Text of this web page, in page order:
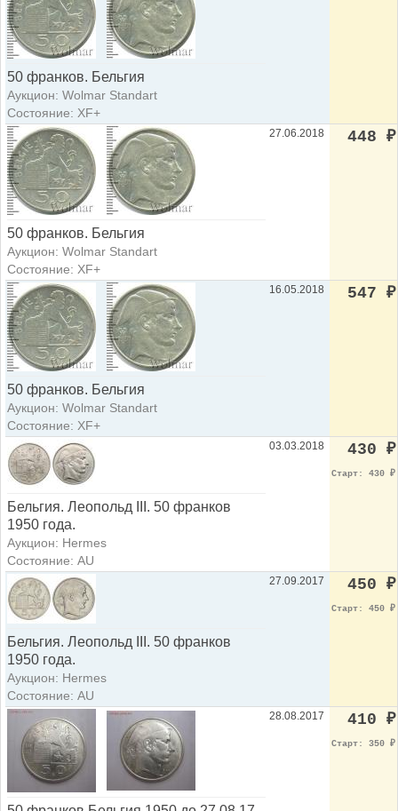
50 франков. Бельгия
Аукцион: Wolmar Standart
Состояние: XF+
50 франков. Бельгия
Аукцион: Wolmar Standart
Состояние: XF+
27.06.2018 448 ₽
50 франков. Бельгия
Аукцион: Wolmar Standart
Состояние: XF+
16.05.2018 547 ₽
Бельгия. Леопольд III. 50 франков
1950 года.
Аукцион: Hermes
Состояние: AU
03.03.2018 430 ₽
Старт: 430 ₽
Бельгия. Леопольд III. 50 франков
1950 года.
Аукцион: Hermes
Состояние: AU
27.09.2017 450 ₽
Старт: 450 ₽
28.08.2017 410 ₽
Старт: 350 ₽